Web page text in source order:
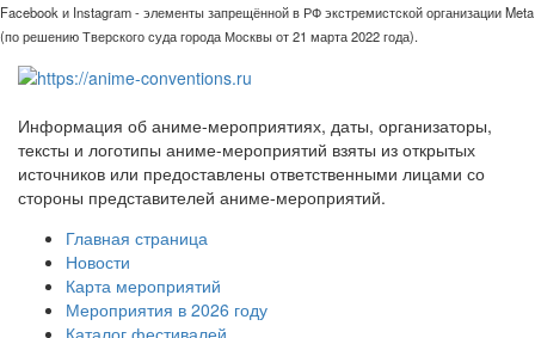
Facebook и Instagram - элементы запрещённой в РФ экстремистской организации Meta
(по решению Тверского суда города Москвы от 21 марта 2022 года).
Информация об аниме-мероприятиях, даты, организаторы,
тексты и логотипы аниме-мероприятий взяты из открытых
источников или предоставлены ответственными лицами со
стороны представителей аниме-мероприятий.
Главная страница
Новости
Карта мероприятий
Мероприятия в 2026 году